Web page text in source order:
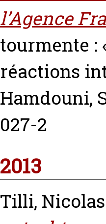
l’Agence
tourmente :
réactions
Hamdouni,
027-2
2013
Tilli, Nicolas